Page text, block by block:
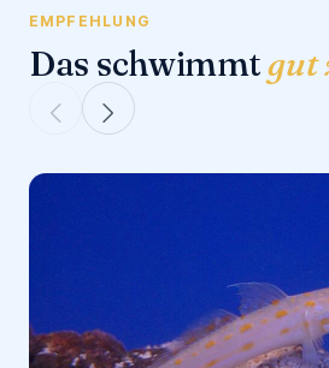
EMPFEHLUNG
Das schwimmtgut